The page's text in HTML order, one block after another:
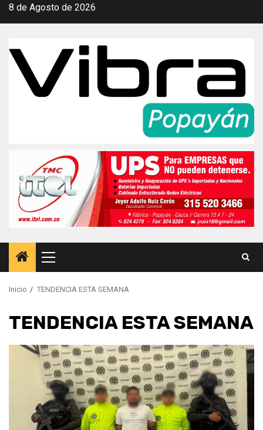
Saltar
8 de Agosto de 2026
Menú
principal
Inicio TENDENCIA ESTA SEMANA
TENDENCIA ESTA SEMANA